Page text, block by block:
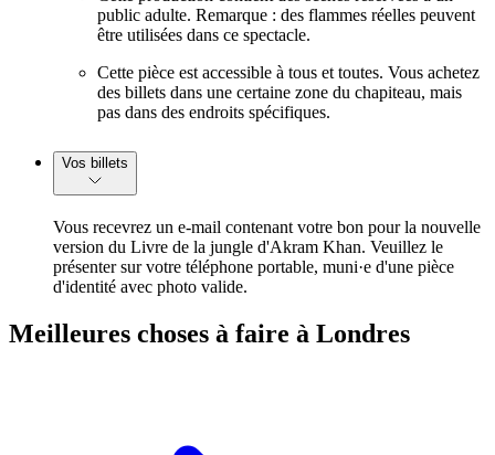
public adulte. Remarque : des flammes réelles peuvent
être utilisées dans ce spectacle.
Cette pièce est accessible à tous et toutes. Vous achetez
des billets dans une certaine zone du chapiteau, mais
pas dans des endroits spécifiques.
Vos billets
Vous recevrez un e-mail contenant votre bon pour la nouvelle
version du Livre de la jungle d'Akram Khan. Veuillez le
présenter sur votre téléphone portable, muni·e d'une pièce
d'identité avec photo valide.
Meilleures choses à faire à Londres